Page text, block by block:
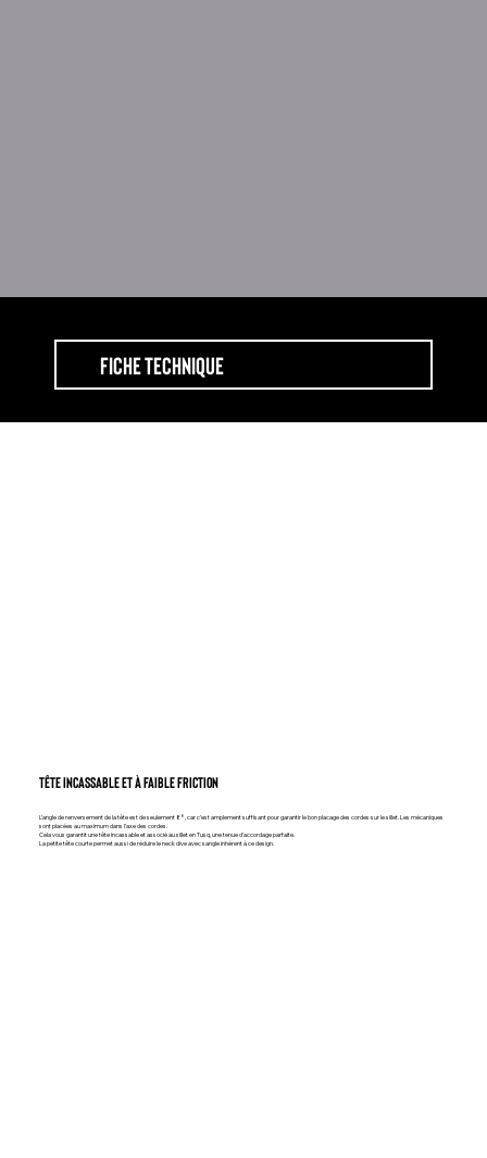
FICHE TECHNIQUE
Tête incassable et à faible friction
L’angle de renversement de la tête est de seulement 8°, car c’est amplement suffisant pour garantir le bon placage des cordes sur le sillet. Les mécaniques
sont placées au maximum dans l’axe des cordes.
Cela vous garantit une tête incassable et associé au sillet en Tusq, une tenue d’accordage parfaite.
La petite tête courte permet aussi de réduire le neck dive avec sangle inhérent à ce design.